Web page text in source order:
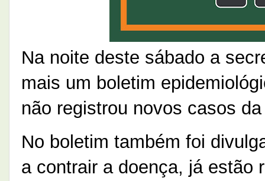
Na noite deste sábado a
mais um boletim
não registrou novos casos
No boletim também foi
a contrair a doença, já estão